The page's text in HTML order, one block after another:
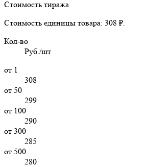
Стоимость тиража
Стоимость единицы товара: 308 ₽.
Кол-во
Руб./шт
от 1
308
от 50
299
от 100
290
от 300
285
от 500
280